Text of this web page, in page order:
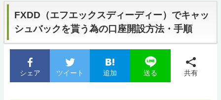
ク
座
FXRoyalCashBackの登録方法
FinalCashBackの登録方法
ホーム
RSS購読
FXDD（エフエックスディーディー）でキャッ
シュバックを貰う為の口座開設方法・手順
シェア ツイート 追加 送る 共有